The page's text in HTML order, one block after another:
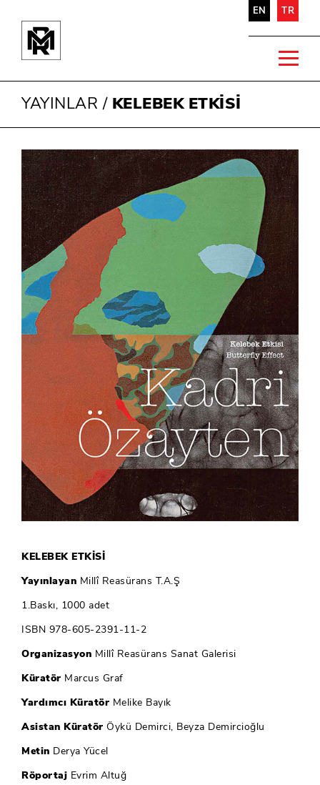
EN TR
YAYINLAR / KELEBEK ETKİSİ
KELEBEK ETKİSİ
Yayınlayan Millî Reasürans T.A.Ş
1.Baskı, 1000 adet
ISBN 978-605-2391-11-2
Organizasyon Millî Reasürans Sanat Galerisi
Küratör Marcus Graf
Yardımcı Küratör Melike Bayık
Asistan Küratör Öykü Demirci, Beyza Demircioğlu
Metin Derya Yücel
Röportaj Evrim Altuğ